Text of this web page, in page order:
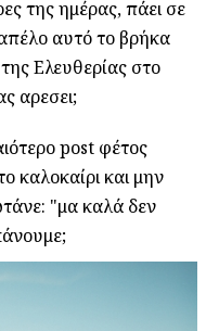
της ημέρας, πάει σε
αυτό το βρήκα
Ελευθερίας στο
αρεσει;
post φέτος
καλοκαίρι και μην
"μα καλά δεν